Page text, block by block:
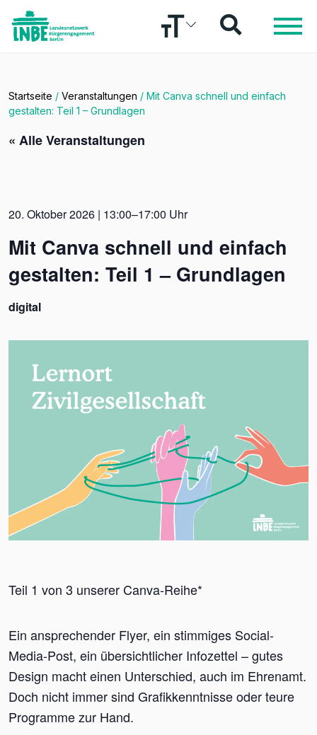
Startseite / Veranstaltungen / Mit Canva schnell und einfach
gestalten: Teil 1 – Grundlagen
« Alle Veranstaltungen
20. Oktober 2026 | 13:00–17:00 Uhr
Mit Canva schnell und einfach
gestalten: Teil 1 – Grundlagen
digital
Teil 1 von 3 unserer Canva-Reihe*
Ein ansprechender Flyer, ein stimmiges Social-
Media-Post, ein übersichtlicher Infozettel – gutes
Design macht einen Unterschied, auch im Ehrenamt.
Doch nicht immer sind Grafikkenntnisse oder teure
Programme zur Hand.